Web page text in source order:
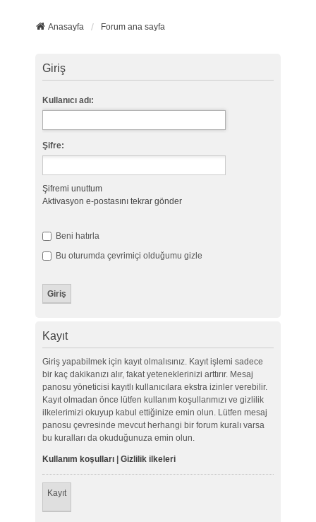
Anasayfa Forum ana sayfa
Giriş
Kullanıcı adı:
Şifre:
Şifremi unuttum
Aktivasyon e-postasını tekrar gönder
Beni hatırla
Bu oturumda çevrimiçi olduğumu gizle
Kayıt
Giriş yapabilmek için kayıt olmalısınız. Kayıt işlemi sadece
bir kaç dakikanızı alır, fakat yeteneklerinizi arttırır. Mesaj
panosu yöneticisi kayıtlı kullanıcılara ekstra izinler verebilir.
Kayıt olmadan önce lütfen kullanım koşullarımızı ve gizlilik
ilkelerimizi okuyup kabul ettiğinize emin olun. Lütfen mesaj
panosu çevresinde mevcut herhangi bir forum kuralı varsa
bu kuralları da okuduğunuza emin olun.
Kullanım koşulları| Gizlilik ilkeleri
Kayıt